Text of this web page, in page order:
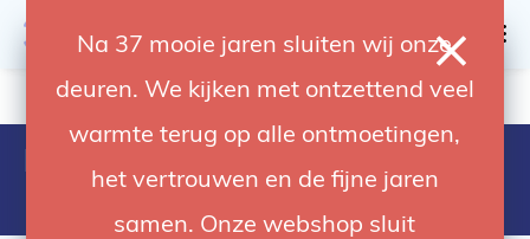
Na 37 mooie jaren sluiten wij onze
deuren. We kijken met ontzettend veel
warmte terug op alle ontmoetingen,
het vertrouwen en de fijne jaren
samen. Onze webshop sluit
4.92 / 5 op trusted shops
Products tagged with kupo ksd-
1680l